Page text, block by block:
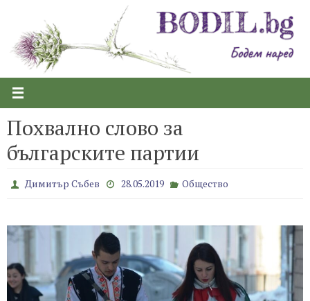
content
Похвално слово за
българските партии
Димитър Събев 28.05.2019 Общество